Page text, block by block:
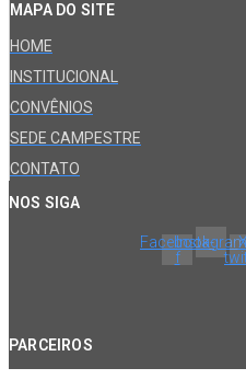
MAPA DO SITE
HOME
INSTITUCIONAL
CONVÊNIOS
SEDE CAMPESTRE
CONTATO
NOS SIGA
Facebook-
f
Instagram
PARCEIROS